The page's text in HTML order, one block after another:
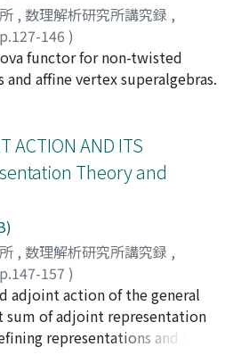
, 数理解析研究所講究録 ,
146 )
Vera
functor for non-twisted
and affine vertex superalgebras.
ACTION AND ITS
Theory and
, 数理解析研究所講究録 ,
157 )
Takuya;Nishiyama, Kyo;オオ
ウ
adjoint action of the general
sum of adjoint representation
representations and its